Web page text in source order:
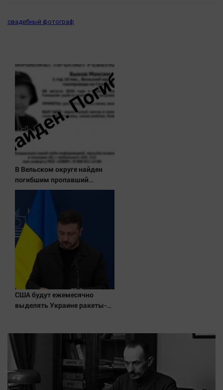
свадебный фотограф
В Вельском округе найден
погибшим пропавший
полуторагодовалый ребёнок
США будут ежемесячно
выделять Украине ракеты-